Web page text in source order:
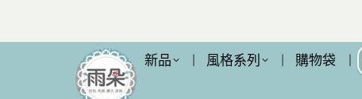
新品 風格系列 購物袋